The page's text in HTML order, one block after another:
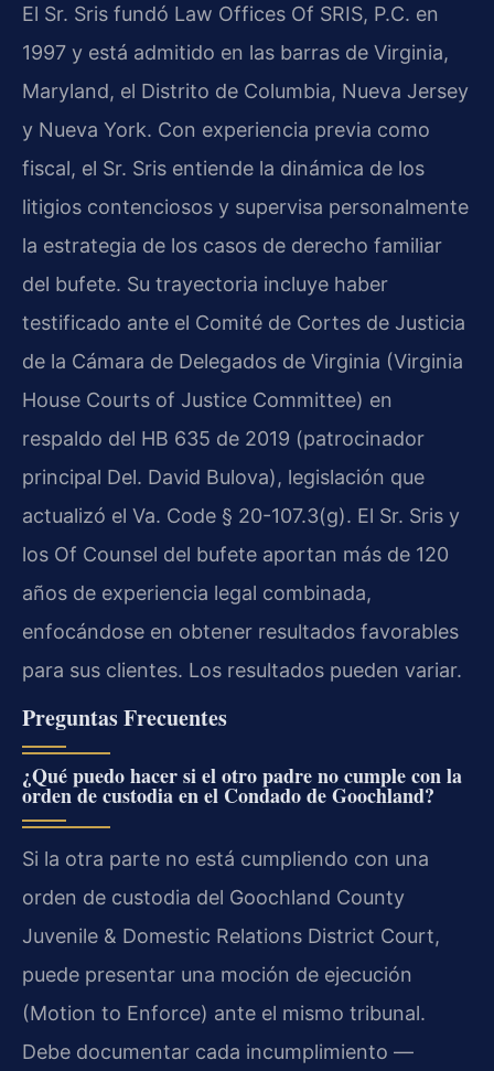
El Sr. Sris fundó Law Offices Of SRIS, P.C. en
1997 y está admitido en las barras de Virginia,
Maryland, el Distrito de Columbia, Nueva Jersey
y Nueva York. Con experiencia previa como
fiscal, el Sr. Sris entiende la dinámica de los
litigios contenciosos y supervisa personalmente
la estrategia de los casos de derecho familiar
del bufete. Su trayectoria incluye haber
testificado ante el Comité de Cortes de Justicia
de la Cámara de Delegados de Virginia (Virginia
House Courts of Justice Committee) en
respaldo del HB 635 de 2019 (patrocinador
principal Del. David Bulova), legislación que
actualizó el Va. Code § 20-107.3(g). El Sr. Sris y
los Of Counsel del bufete aportan más de 120
años de experiencia legal combinada,
enfocándose en obtener resultados favorables
para sus clientes. Los resultados pueden variar.
Preguntas Frecuentes
¿Qué puedo hacer si el otro padre no cumple con la
orden de custodia en el Condado de Goochland?
Si la otra parte no está cumpliendo con una
orden de custodia del Goochland County
Juvenile & Domestic Relations District Court,
puede presentar una moción de ejecución
(Motion to Enforce) ante el mismo tribunal.
Debe documentar cada incumplimiento —